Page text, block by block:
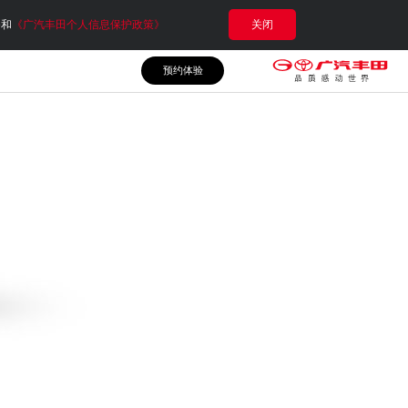
《广汽丰田个人信息保护政策》 关闭
预约体验